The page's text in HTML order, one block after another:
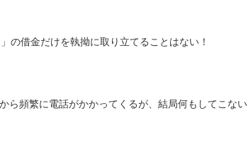
の借金だけを執拗に取り立てることはない！
ら頻繁に電話がかかってくるが、結局何もしてこない